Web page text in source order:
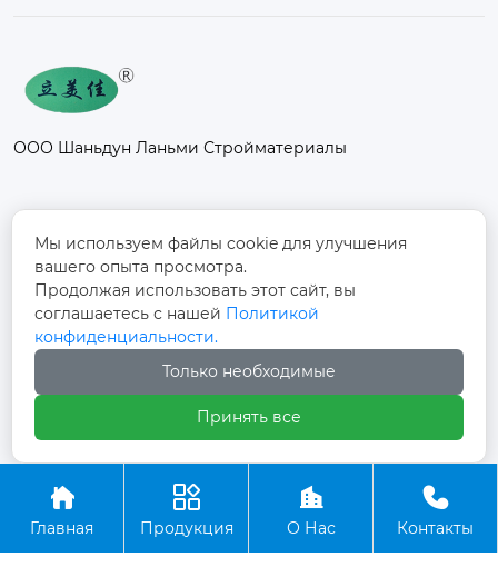
ООО Шаньдун Ланьми Стройматериалы

Промышленный парк Фанси, к северу от
дороги Дуншоу, улица Фанси, поселок
Фанси, город Юйчэн, город Дэчжоу,
провинция Шаньдун
+86-13012997728
Авторское право©ООО Шаньдун Ланьми
Стройматериалы

Главная

Продукция

О Нас

Контакты
Мы используем файлы cookie для улучшения
вашего опыта просмотра.
Продолжая использовать этот сайт, вы
соглашаетесь с нашей Политикой
конфиденциальности.
Только необходимые
Принять все